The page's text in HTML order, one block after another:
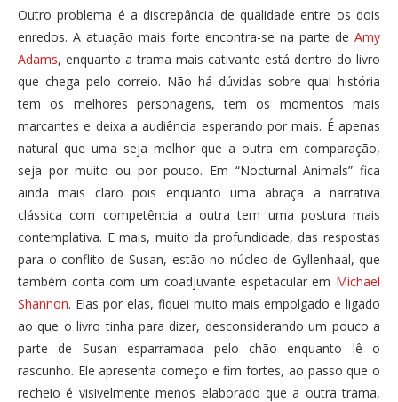
Outro problema é a discrepância de qualidade entre os dois
enredos. A atuação mais forte encontra-se na parte de Amy
Adams, enquanto a trama mais cativante está dentro do livro
que chega pelo correio. Não há dúvidas sobre qual história
tem os melhores personagens, tem os momentos mais
marcantes e deixa a audiência esperando por mais. É apenas
natural que uma seja melhor que a outra em comparação,
seja por muito ou por pouco. Em “Nocturnal Animals” fica
ainda mais claro pois enquanto uma abraça a narrativa
clássica com competência a outra tem uma postura mais
contemplativa. E mais, muito da profundidade, das respostas
para o conflito de Susan, estão no núcleo de Gyllenhaal, que
também conta com um coadjuvante espetacular em Michael
Shannon. Elas por elas, fiquei muito mais empolgado e ligado
ao que o livro tinha para dizer, desconsiderando um pouco a
parte de Susan esparramada pelo chão enquanto lê o
rascunho. Ele apresenta começo e fim fortes, ao passo que o
recheio é visivelmente menos elaborado que a outra trama,